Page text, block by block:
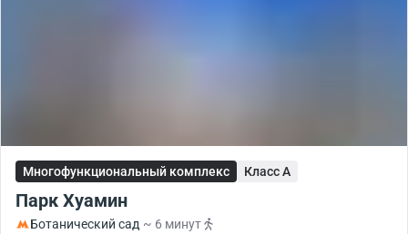
Многофункциональный комплекс Класс A
Парк Хуамин
Ботанический сад ~ 6 минут